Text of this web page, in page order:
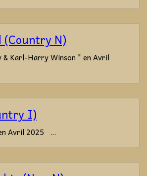
(Country N)
& Karl-Harry Winson " en Avril
I)
Avril 2025 ...